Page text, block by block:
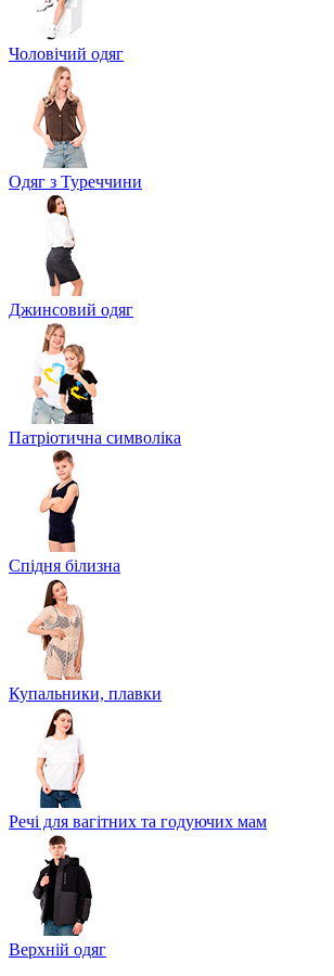
Чоловічий одяг
Одяг з Туреччини
Джинсовий одяг
Патріотична символіка
Спідня білизна
Купальники, плавки
Речі для вагітних та годуючих мам
Верхній одяг